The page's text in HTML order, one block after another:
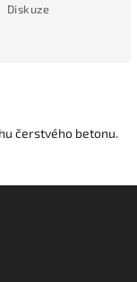
Diskuze
čerstvého betonu.